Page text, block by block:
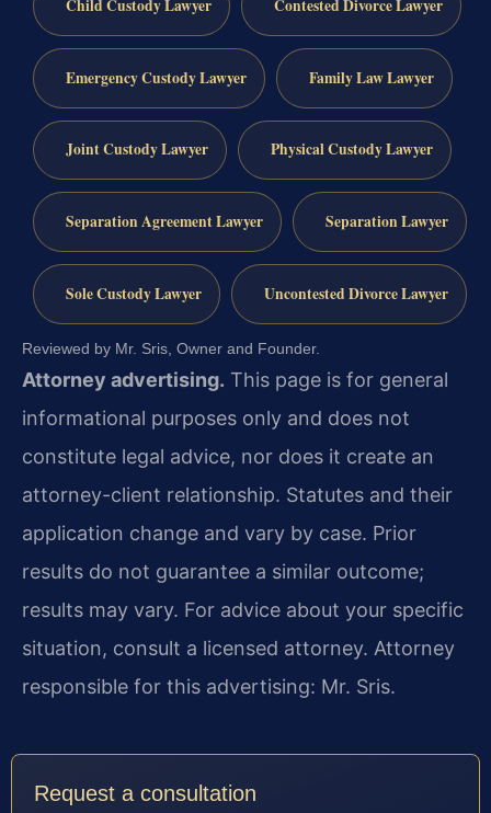
Child Custody Lawyer Contested Divorce Lawyer
Emergency Custody Lawyer Family Law Lawyer
Joint Custody Lawyer Physical Custody Lawyer
Separation Agreement Lawyer Separation Lawyer
Sole Custody Lawyer Uncontested Divorce Lawyer
Reviewed by Mr. Sris, Owner and Founder.
Attorney advertising. This page is for general
informational purposes only and does not
constitute legal advice, nor does it create an
attorney-client relationship. Statutes and their
application change and vary by case. Prior
results do not guarantee a similar outcome;
results may vary. For advice about your specific
situation, consult a licensed attorney. Attorney
responsible for this advertising: Mr. Sris.
Request a consultation